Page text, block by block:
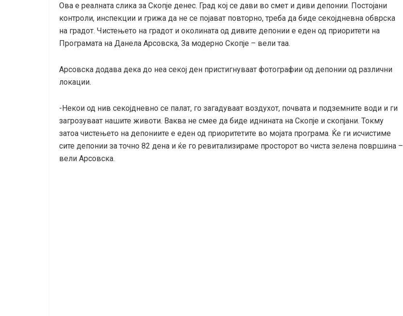
Ова е реалната слика за Скопје денес. Град кој се дави во смет и диви депонии. Постојани
контроли, инспекции и грижа да не се појават повторно, треба да биде секојдневна обврска
на градот. Чистењето на градот и околината од дивите депонии е еден од приоритети на
Програмата на Данела Арсовска, За модерно Скопје – вели таа.
Арсовска додава дека до неа секој ден пристигнуваат фотографии од депонии од различни
локации.
-Некои од нив секојдневно се палат, го загадуваат воздухот, почвата и подземните води и ги
загрозуваат нашите животи. Ваква не смее да биде иднината на Скопје и скопјани. Токму
затоа чистењето на депониите е еден од приоритетите во мојата програма. Ќе ги исчистиме
сите депонии за точно 82 дена и ќе го ревитализираме просторот во чиста зелена површина –
вели Арсовска.